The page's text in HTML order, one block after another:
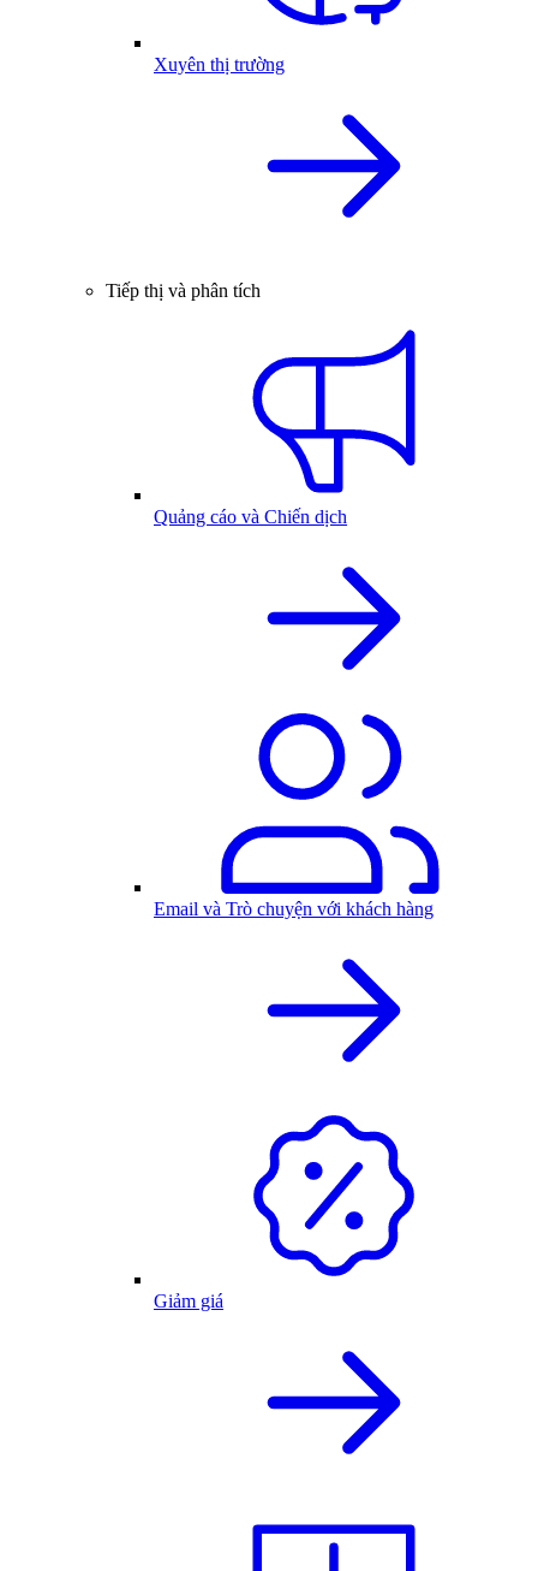
Xuyên thị trường
Tiếp thị và phân tích
Quảng cáo và Chiến dịch
Email và Trò chuyện với khách hàng
Giảm giá